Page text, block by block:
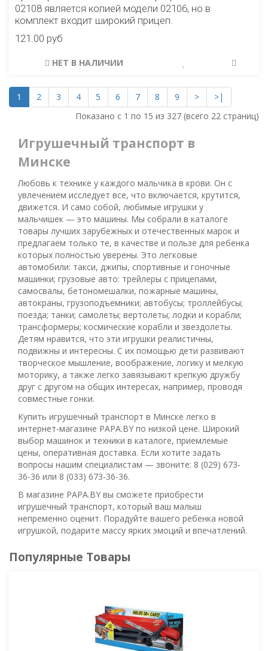
02108 является копией модели 02106, но в
комплект входит широкий прицеп.
121.00 руб
НЕТ В НАЛИЧИИ
1 2 3 4 5 6 7 8 9 >
>|
Показано с 1 по 15 из 327 (всего 22 страниц)
Игрушечный транспорт в
Минске
Любовь к технике у каждого мальчика в крови. Он с
увлечением исследует все, что включается, крутится,
движется. И само собой, любимые игрушки у
мальчишек — это машины. Мы собрали в каталоге
товары лучших зарубежных и отечественных марок и
предлагаем только те, в качестве и пользе для ребенка
которых полностью уверены. Это легковые
автомобили: такси, джипы, спортивные и гоночные
машинки; грузовые авто: трейлеры с прицепами,
самосвалы, бетономешалки, пожарные машины,
автокраны, грузоподъемники; автобусы; троллейбусы;
поезда; танки; самолеты; вертолеты; лодки и корабли;
трансформеры; космические корабли и звездолеты.
Детям нравится, что эти игрушки реалистичны,
подвижны и интересны. С их помощью дети развивают
творческое мышление, воображение, логику и мелкую
моторику, а также легко завязывают крепкую дружбу
друг с другом на общих интересах, например, проводя
совместные гонки.
Купить игрушечный транспорт в Минске легко в
интернет-магазине PAPA.BY по низкой цене. Широкий
выбор машинок и техники в каталоге, приемлемые
цены, оперативная доставка. Если хотите задать
вопросы нашим специалистам — звоните: 8 (029) 673-
36-36 или 8 (033) 673-36-36.
В магазине PAPA.BY вы сможете приобрести
игрушечный транспорт, который ваш малыш
непременно оценит. Порадуйте вашего ребенка новой
игрушкой, подарите массу ярких эмоций и впечатлений.
Популярные Товары